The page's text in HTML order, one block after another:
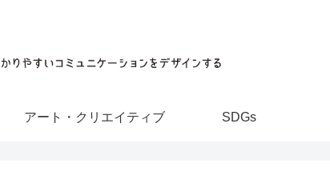
アート・クリエイティブ SDGs